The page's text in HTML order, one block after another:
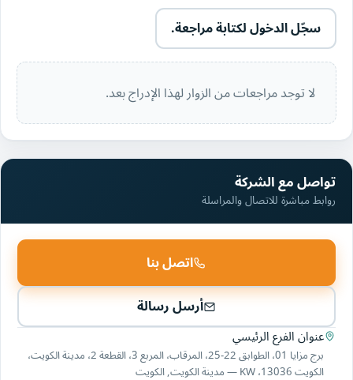
سجّل الدخول لكتابة مراجعة.
لا توجد مراجعات من الزوار لهذا الإدراج بعد.
تواصل مع الشركة
روابط مباشرة للاتصال والمراسلة
اتصل بنا
أرسل رسالة
عنوان الفرع الرئيسي
برج مزايا 01، الطوابق 22-25، المرقاب، المربع 3، القطعة 2، مدينة الكويت،
الكويت 13036، KW — مدينة الكويت, الكويت